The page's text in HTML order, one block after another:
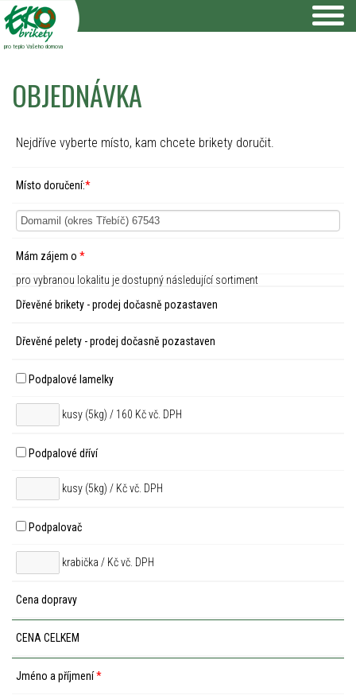
pro teplo Vašeho domova
OBJEDNÁVKA
Nejdříve vyberte místo, kam chcete brikety doručit.
Místo doručení:*
Mám zájem o *
pro vybranou lokalitu je dostupný následující sortiment
Dřevěné brikety - prodej dočasně pozastaven
Dřevěné pelety - prodej dočasně pozastaven
Podpalové lamelky
kusy (5kg) / 160 Kč vč. DPH
Podpalové dříví
kusy (5kg) / Kč vč. DPH
Podpalovač
krabička / Kč vč. DPH
Cena dopravy
CENA CELKEM
Jméno a příjmení*